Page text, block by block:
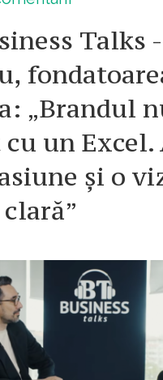
Talks
„Brandul
un
și o